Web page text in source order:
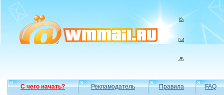
С чего начать? Рекламодатель Правила FAQ